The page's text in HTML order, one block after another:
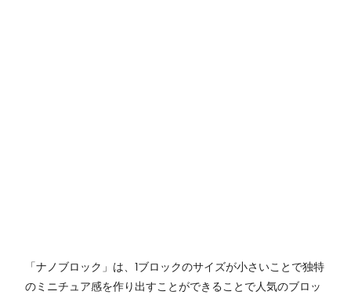
「ナノブロック」は、1ブロックのサイズが小さいことで独特
のミニチュア感を作り出すことができることで人気のブロッ